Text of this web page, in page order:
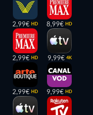
2,99€ HD
2,99€ HD
2,99€ HD
8,99€ HD
9,99€ 4K
9,99€ HD